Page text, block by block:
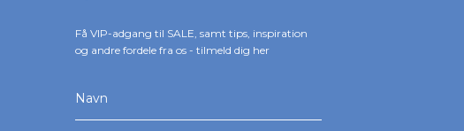
Få VIP-adgang til SALE, samt tips, inspiration
og andre fordele fra os - tilmeld dig her